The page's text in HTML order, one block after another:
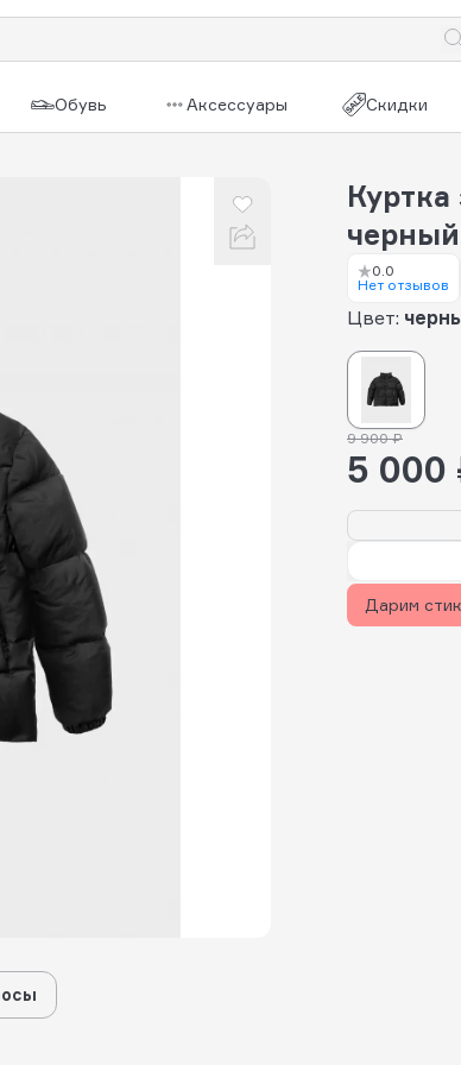
Обувь Аксессуары Скидки
черный
0.0
Нет отзывов
Цвет:
9 900 ₽
5 000
Дарим